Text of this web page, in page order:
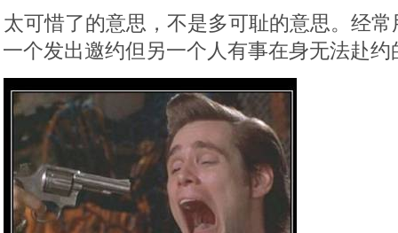
太可惜了的意思，不是多可耻的意思。经
一个发出邀约但另一个人有事在身无法赴约